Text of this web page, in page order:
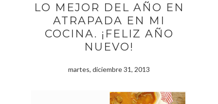
LO MEJOR DEL AÑO EN
ATRAPADA EN MI
COCINA. ¡FELIZ AÑO
NUEVO!
martes, diciembre 31, 2013